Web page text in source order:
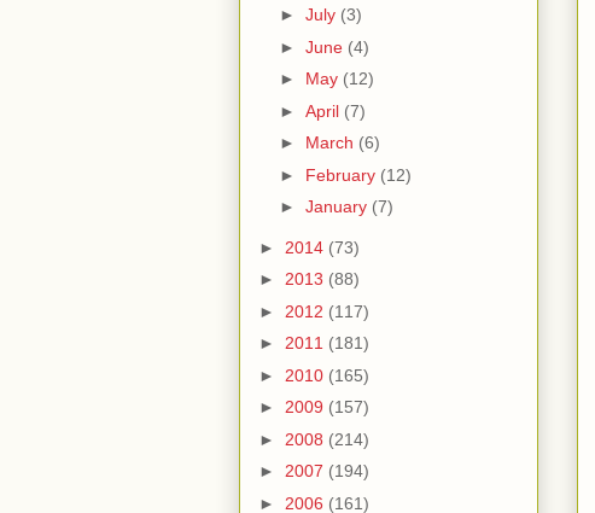
► July (3)
► June (4)
► May (12)
► April (7)
► March (6)
► February (12)
► January (7)
► 2014 (73)
► 2013 (88)
► 2012 (117)
► 2011 (181)
► 2010 (165)
► 2009 (157)
► 2008 (214)
► 2007 (194)
► 2006 (161)